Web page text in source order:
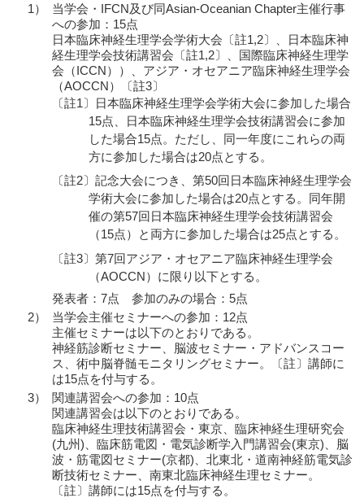
1）
当学会・IFCN及び同Asian-Oceanian Chapter主催行事
への参加：15点
日本臨床神経生理学会学術大会〔註1,2〕、日本臨床神
経生理学会技術講習会〔註1,2〕、国際臨床神経生理学
会（ICCN））、アジア・オセアニア臨床神経生理学会
（AOCCN）〔註3〕
〔註1〕日本臨床神経生理学会学術大会に参加した場合
15点、日本臨床神経生理学会技術講習会に参加
した場合15点。ただし、同一年度にこれらの両
方に参加した場合は20点とする。
〔註2〕記念大会につき、第50回日本臨床神経生理学会
学術大会に参加した場合は20点とする。同年開
催の第57回日本臨床神経生理学会技術講習会
（15点）と両方に参加した場合は25点とする。
〔註3〕第7回アジア・オセアニア臨床神経生理学会
（AOCCN）に限り以下とする。
発表者：7点 参加のみの場合：5点
2）
当学会主催セミナーへの参加：12点
主催セミナーは以下のとおりである。
神経筋診断セミナー、脳波セミナー・アドバンスコー
ス、術中脳脊髄モニタリングセミナー。〔註〕講師に
は15点を付与する。
3）
関連講習会への参加：10点
関連講習会は以下のとおりである。
臨床神経生理技術講習会・東京、臨床神経生理研究会
(九州)、臨床筋電図・電気診断学入門講習会(東京)、脳
波・筋電図セミナー(京都)、北東北・道南神経筋電気診
断技術セミナー、南東北臨床神経生理セミナー。
〔註〕講師には15点を付与する。